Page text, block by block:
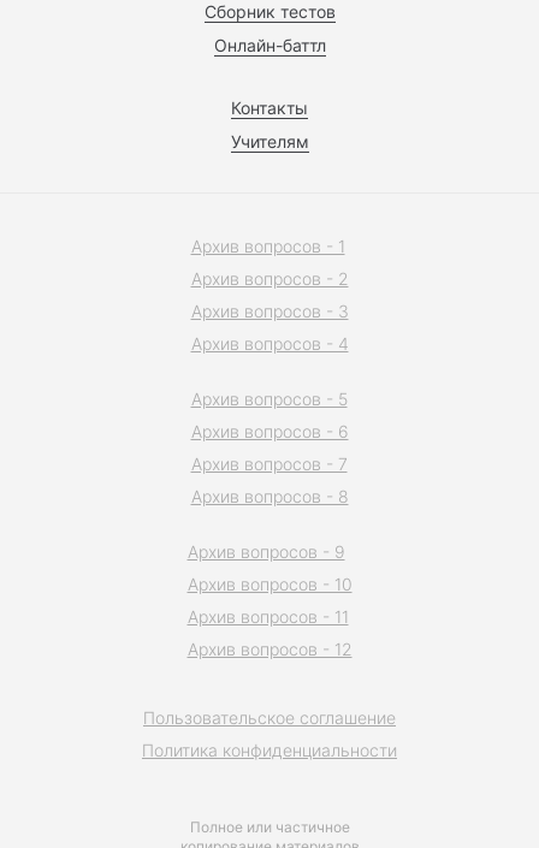
Сборник тестов
Онлайн-баттл
Контакты
Учителям
Полное или частичное
Пользовательское соглашение
Политика конфиденциальности
Архив вопросов - 1
Архив вопросов - 2
Архив вопросов - 3
Архив вопросов - 4
Архив вопросов - 5
Архив вопросов - 6
Архив вопросов - 7
Архив вопросов - 8
Архив вопросов - 9
Архив вопросов - 10
Архив вопросов - 11
Архив вопросов - 12